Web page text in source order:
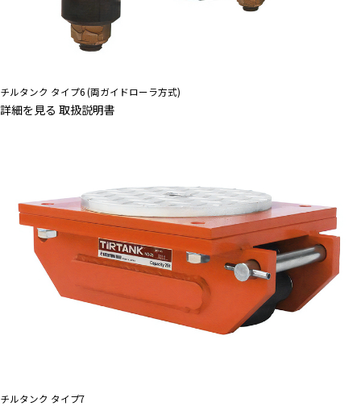
チルタンク タイプ6 (両ガイドローラ方式)
詳細を見る 取扱説明書
チルタンク タイプ7